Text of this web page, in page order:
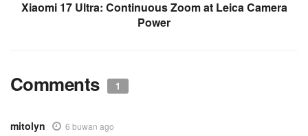
Xiaomi 17 Ultra: Continuous Zoom at Leica Camera
Power
Comments 1
mitolyn 6 buwan ago